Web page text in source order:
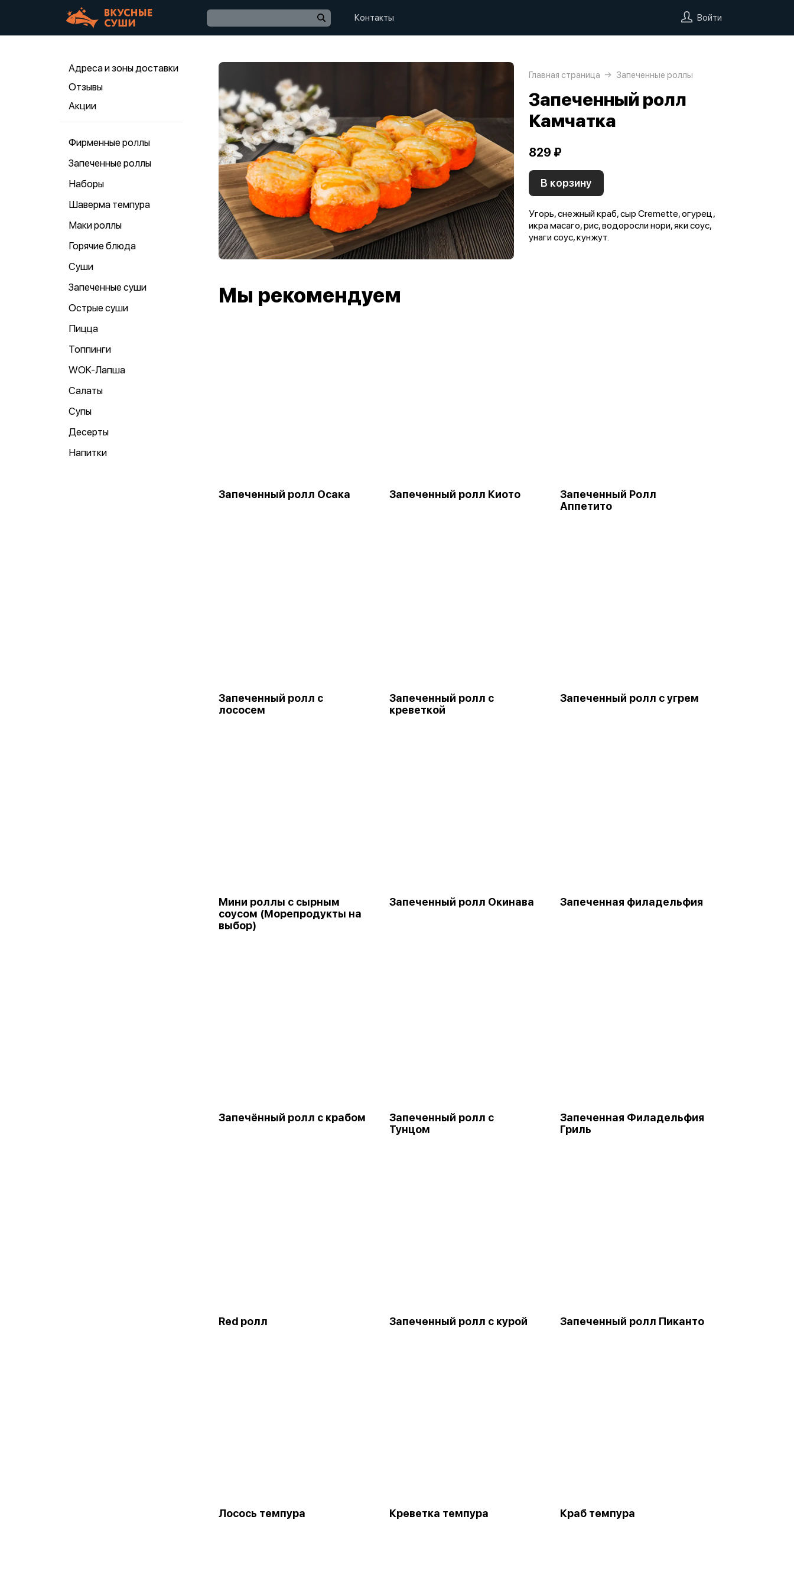
Контакты Войти
Адреса и зоны доставки
Отзывы
Акции
Фирменные роллы
Запеченные роллы
Наборы
Шаверма темпура
Маки роллы
Горячие блюда
Суши
Запеченные суши
Острые суши
Пицца
Топпинги
WOK-Лапша
Салаты
Супы
Десерты
Напитки
Главная страница Запеченные роллы
Запеченный ролл
Камчатка
829 ₽
В корзину
Угорь, снежный краб, сыр Cremette, огурец,
икра масаго, рис, водоросли нори, яки соус,
унаги соус, кунжут.
Мы рекомендуем
Запеченный ролл Осака Запеченный ролл Киото
Запеченный Ролл
Аппетито
Запеченный ролл с
лососем
Запеченный ролл с
креветкой
Запеченный ролл с угрем
Мини роллы с сырным
соусом (Морепродукты на
выбор)
Запеченный ролл Окинава Запеченная филадельфия
Запечённый ролл с крабом
Запеченный ролл с
Тунцом
Запеченная Филадельфия
Гриль
Red ролл Запеченный ролл с курой Запеченный ролл Пиканто
Лосось темпура Креветка темпура Краб темпура